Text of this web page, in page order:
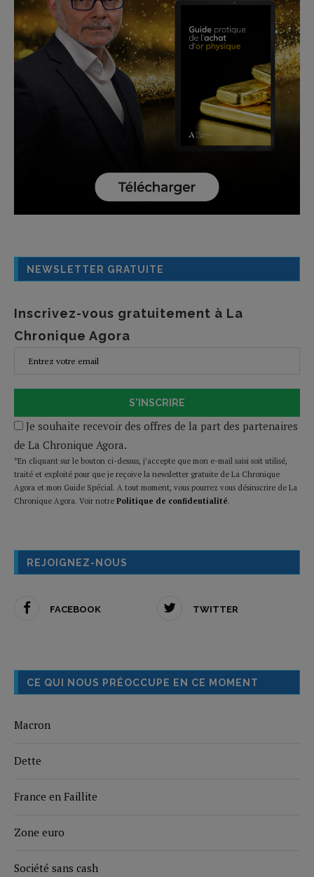
NEWSLETTER GRATUITE
Inscrivez-vous gratuitement à La
Chronique Agora
S'INSCRIRE
Je souhaite recevoir des offres de la part des partenaires
de La Chronique Agora.
*En cliquant sur le bouton ci-dessus, j’accepte que mon e-mail saisi soit utilisé,
traité et exploité pour que je reçoive la newsletter gratuite de La Chronique
Agora et mon Guide Spécial. A tout moment, vous pourrez vous désinscrire de La
Chronique Agora. Voir notre Politique de confidentialité.
REJOIGNEZ-NOUS
FACEBOOK TWITTER
CE QUI NOUS PRÉOCCUPE EN CE MOMENT
Macron
Dette
France en Faillite
Zone euro
Société sans cash